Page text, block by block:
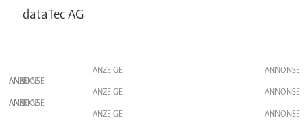
dataTec AG
ANZEIGE
ANZEIGE
ANZEIGE
ANZEIGE
ANZEIGE